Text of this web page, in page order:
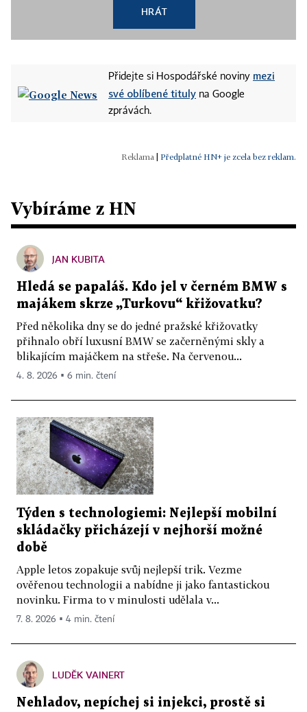
HRÁT
Přidejte si Hospodářské noviny mezi
své oblíbené tituly na Google
zprávách.
Předplatné HN+ je zcela bez reklam.
Vybíráme z HN
JAN KUBITA
Hledá se papaláš. Kdo jel v černém BMW s
majákem skrze „Turkovu“ křižovatku?
Před několika dny se do jedné pražské křižovatky
přihnalo obří luxusní BMW se začerněnými skly a
blikajícím majáčkem na střeše. Na červenou...
4. 8. 2026 ▪ 6 min. čtení
Týden s technologiemi: Nejlepší mobilní
skládačky přicházejí v nejhorší možné
době
Apple letos zopakuje svůj nejlepší trik. Vezme
ověřenou technologii a nabídne ji jako fantastickou
novinku. Firma to v minulosti udělala v...
7. 8. 2026 ▪ 4 min. čtení
LUDĚK VAINERT
Nehladov, nepíchej si injekci, prostě si